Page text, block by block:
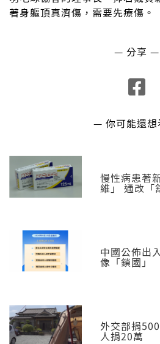
著身軀頂真濟傷，需要先療傷。
— 分享 —
— 你可能還
慢性病患著
維」 通改「
中國公佈出
像「鎖國」
外交部捐
人捐20萬